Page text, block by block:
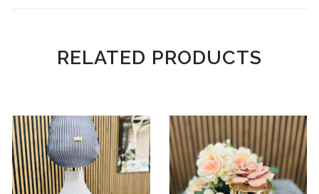
RELATED PRODUCTS